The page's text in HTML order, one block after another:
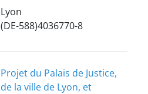
Lyon
(DE-588)4036770-8
Projet du Palais de Justice,
de la ville de Lyon, et